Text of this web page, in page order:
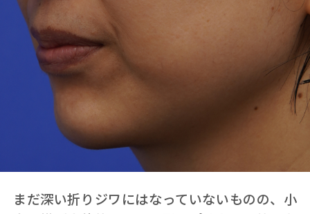
まだ深い折りジワにはなっていないものの、小